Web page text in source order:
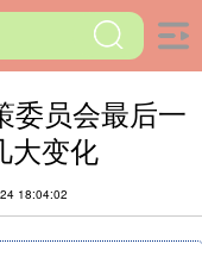
委员会最后一
大变化
18:04:02